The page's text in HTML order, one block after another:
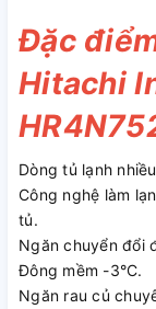
Đặc
Hitachi
Dòng tủ lạnh
Công nghệ làm
tủ.
Ngăn chuyển đổi
Đông mềm -3°C.
Ngăn rau củ